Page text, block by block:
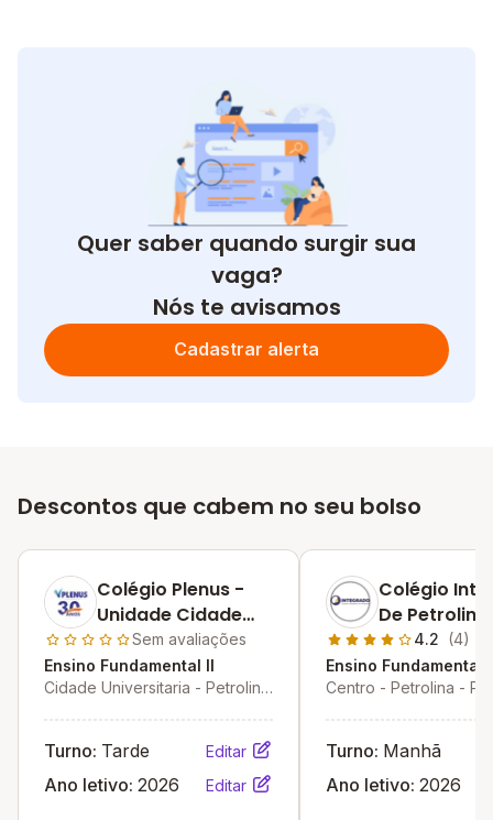
Quer saber quando surgir sua
vaga?
Nós te avisamos
Cadastrar alerta
Descontos que cabem no seu bolso
Colégio Plenus -
Unidade Cidade
Universitária
Sem avaliações
Ensino Fundamental II
Cidade Universitaria - Petrolina
Turno: Tarde Editar
Ano letivo: 2026 Editar
Colégio
De Petrolina
4.2 (4)
Ensino Fundamental
Centro - Petrolina - PE
Turno: Manhã
Ano letivo: 2026